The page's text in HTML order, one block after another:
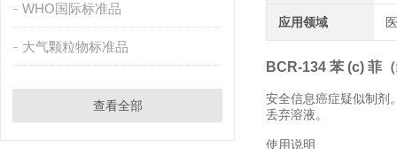
WHO国际标准品
大气颗粒物标准品
查看全部
应用领域
BCR-134 苯 (c) 菲
安全信息癌症疑似制剂
丢弃溶液。
使用说明